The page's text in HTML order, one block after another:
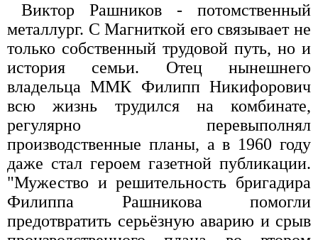
Виктор Рашников - потомственный
металлург. С Магниткой его связывает не
только собственный трудовой путь, но и
история семьи. Отец нынешнего
владельца ММК Филипп Никифорович
всю жизнь трудился на комбинате,
регулярно перевыполнял
производственные планы, а в 1960 году
даже стал героем газетной публикации.
"Мужество и решительность бригадира
Филиппа Рашникова помогли
предотвратить серьёзную аварию и срыв